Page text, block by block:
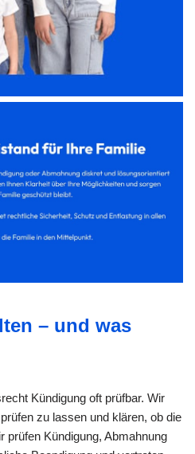
– und was
Kündigung oft prüfbar. Wir
zu lassen und klären, ob die
prüfen Kündigung, Abmahnung